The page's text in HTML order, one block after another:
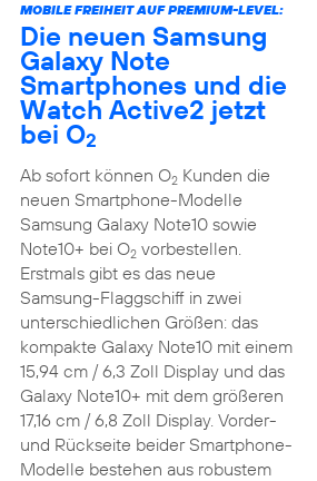
MOBILE FREIHEIT AUF PREMIUM-LEVEL:
Die neuen Samsung
Galaxy Note
Smartphones und die
Watch Active2 jetzt
bei O2
Ab sofort können O2Kunden die
neuen Smartphone-Modelle
Samsung Galaxy Note10 sowie
Note10+ bei O2vorbestellen.
Erstmals gibt es das neue
Samsung-Flaggschiff in zwei
unterschiedlichen Größen: das
kompakte Galaxy Note10 mit einem
15,94 cm / 6,3 Zoll Display und das
Galaxy Note10+ mit dem größeren
17,16 cm / 6,8 Zoll Display. Vorder-
und Rückseite beider Smartphone-
Modelle bestehen aus robustem